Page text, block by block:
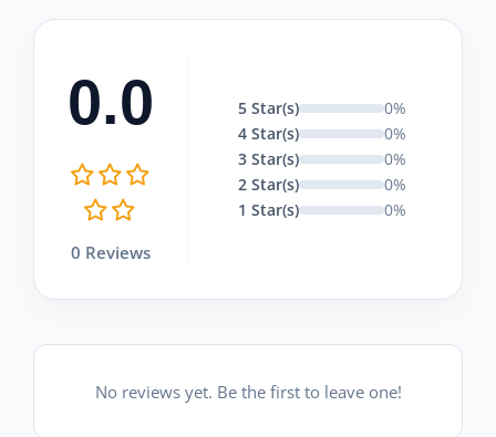
0.0
0 Reviews
5 Star(s)
0%
4 Star(s)
0%
3 Star(s)
0%
2 Star(s)
0%
1 Star(s)
0%
No reviews yet. Be the first to leave one!